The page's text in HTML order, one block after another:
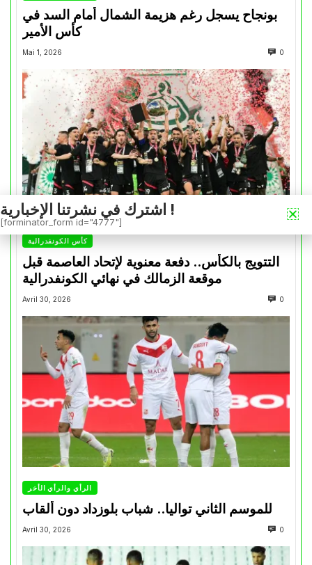
بونجاح يسجل رغم هزيمة الشمال أمام السد في
كأس الأمير
Mai 1, 2026 0
كأس الكونفدرالية
التتويج بالكأس.. دفعة معنوية لإتحاد العاصمة قبل
موقعة الزمالك في نهائي الكونفدرالية
Avril 30, 2026 0
الرأي والرأي الأخر
للموسم الثاني تواليا.. شباب بلوزداد دون ألقاب
Avril 30, 2026 0
اشترك في نشرتنا الإخبارية !
[forminator_form id="4777"]